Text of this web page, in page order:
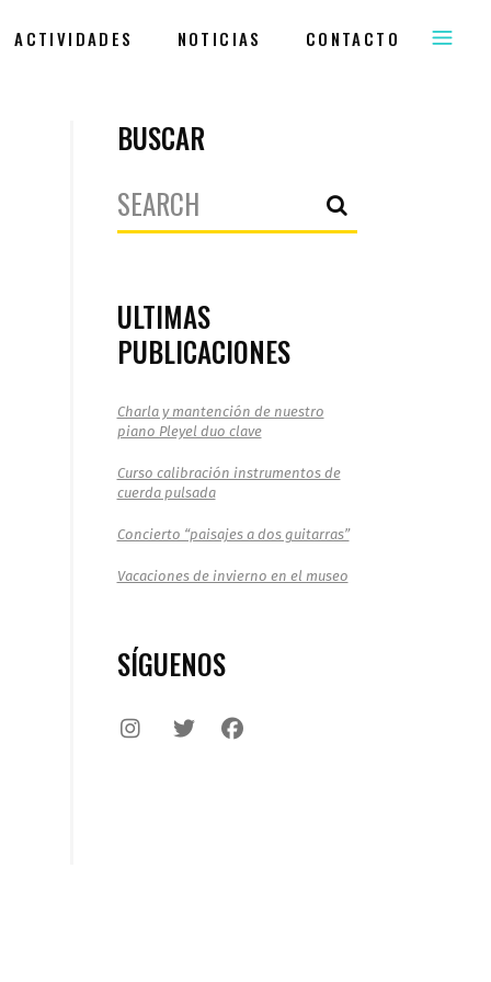
ACTIVIDADES NOTICIAS CONTACTO
BUSCAR
Search
for:
ULTIMAS
PUBLICACIONES
Charla y mantención de nuestro
piano Pleyel duo clave
Curso calibración instrumentos de
cuerda pulsada
Concierto “paisajes a dos guitarras”
Vacaciones de invierno en el museo
SÍGUENOS